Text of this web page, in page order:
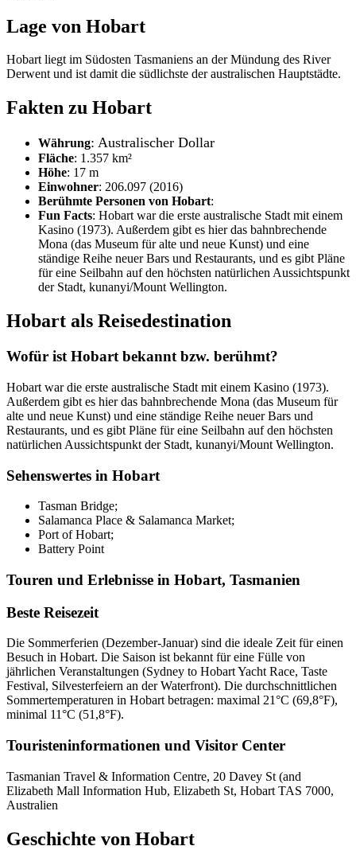
Lage von Hobart
Hobart liegt im Südosten Tasmaniens an der Mündung des River
Derwent und ist damit die südlichste der australischen Hauptstädte.
Fakten zu Hobart
Währung: Australischer Dollar
Fläche: 1.357 km²
Höhe: 17 m
Einwohner: 206.097 (2016)
Berühmte Personen von Hobart:
Fun Facts: Hobart war die erste australische Stadt mit einem
Kasino (1973). Außerdem gibt es hier das bahnbrechende
Mona (das Museum für alte und neue Kunst) und eine
ständige Reihe neuer Bars und Restaurants, und es gibt Pläne
für eine Seilbahn auf den höchsten natürlichen Aussichtspunkt
der Stadt, kunanyi/Mount Wellington.
Hobart als Reisedestination
Wofür ist Hobart bekannt bzw. berühmt?
Hobart war die erste australische Stadt mit einem Kasino (1973).
Außerdem gibt es hier das bahnbrechende Mona (das Museum für
alte und neue Kunst) und eine ständige Reihe neuer Bars und
Restaurants, und es gibt Pläne für eine Seilbahn auf den höchsten
natürlichen Aussichtspunkt der Stadt, kunanyi/Mount Wellington.
Sehenswertes in Hobart
Tasman Bridge;
Salamanca Place & Salamanca Market;
Port of Hobart;
Battery Point
Touren und Erlebnisse in Hobart, Tasmanien
Beste Reisezeit
Die Sommerferien (Dezember-Januar) sind die ideale Zeit für einen
Besuch in Hobart. Die Saison ist bekannt für eine Fülle von
jährlichen Veranstaltungen (Sydney to Hobart Yacht Race, Taste
Festival, Silvesterfeiern an der Waterfront). Die durchschnittlichen
Sommertemperaturen in Hobart betragen: maximal 21°C (69,8°F),
minimal 11°C (51,8°F).
Touristeninformationen und Visitor Center
Tasmanian Travel & Information Centre, 20 Davey St (and
Elizabeth Mall Information Hub, Elizabeth St, Hobart TAS 7000,
Australien
Geschichte von Hobart